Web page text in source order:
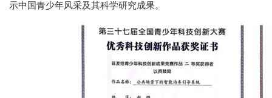
示中国青少年风采及其科学研究成果。